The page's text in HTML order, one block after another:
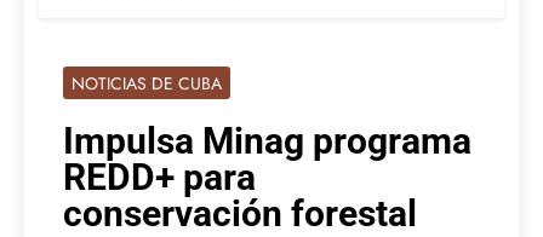
NOTICIAS DE CUBA
Impulsa Minag programa
REDD+ para
conservación forestal